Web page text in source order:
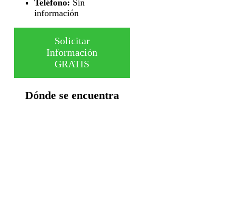
Teléfono: Sin
información
Solicitar
Información
GRATIS
Dónde se encuentra